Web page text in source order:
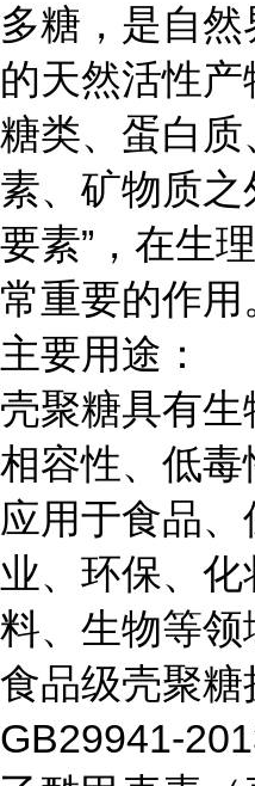
多糖，是自然
的天然活性产
糖类、蛋白
素、矿物质之
要素”，在生
常重要的作用
主要用途：
壳聚糖具有
相容性、低毒
应用于食品
业、环保、
料、生物等领
食品级壳聚糖
GB29941-